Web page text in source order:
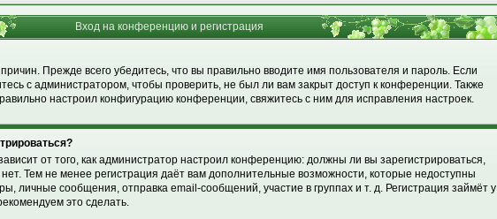
Вход на конференцию и регистрация
Прежде всего убедитесь, что вы правильно вводите имя пользователя и пароль. Если
с администратором, чтобы проверить, не был ли вам закрыт доступ к конференции. Также
настроил конфигурацию конференции, свяжитесь с ним для исправления настроек.
от того, как администратор настроил конференцию: должны ли вы зарегистрироваться,
Тем не менее регистрация даёт вам дополнительные возможности, которые недоступны
личные сообщения, отправка email-сообщений, участие в группах и т. д. Регистрация займёт у
это сделать.